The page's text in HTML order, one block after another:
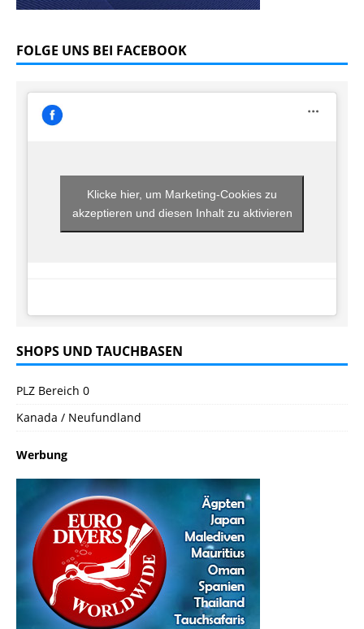
FOLGE UNS BEI FACEBOOK
Klicke hier, um Marketing-Cookies zu
akzeptieren und diesen Inhalt zu aktivieren
SHOPS UND TAUCHBASEN
PLZ Bereich 0
Kanada / Neufundland
Werbung